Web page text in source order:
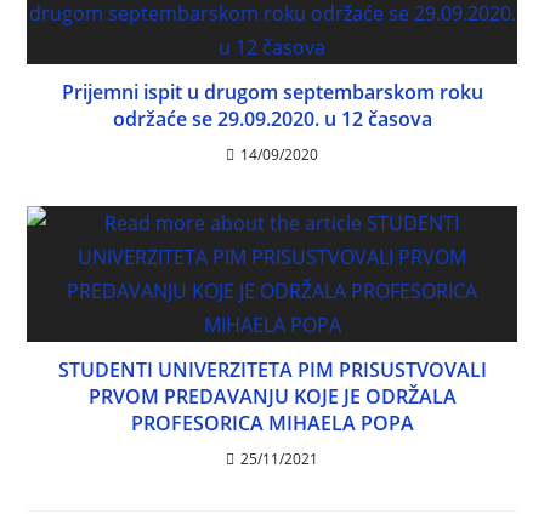
Prijemni ispit u drugom septembarskom roku
održaće se 29.09.2020. u 12 časova
14/09/2020
STUDENTI UNIVERZITETA PIM PRISUSTVOVALI
PRVOM PREDAVANJU KOJE JE ODRŽALA
PROFESORICA MIHAELA POPA
25/11/2021